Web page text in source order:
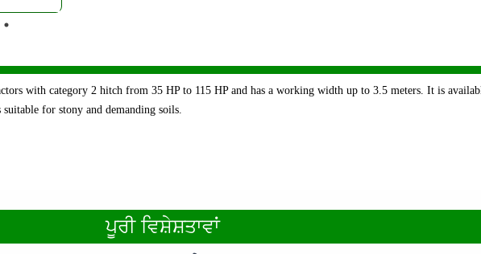
with category 2 hitch from 35 HP to 115 HP and has a working width up to 3.5 meters. It is
for stony and demanding soils.
ਪੂਰੀ ਵਿਸ਼ੇਸ਼ਤਾਵਾਂ